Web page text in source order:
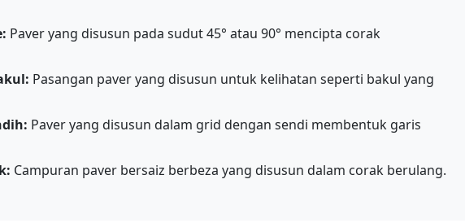
Paver yang disusun pada sudut 45° atau 90° mencipta corak
Pasangan paver yang disusun untuk kelihatan seperti bakul yang
Paver yang disusun dalam grid dengan sendi membentuk garis
Campuran paver bersaiz berbeza yang disusun dalam corak berulang.